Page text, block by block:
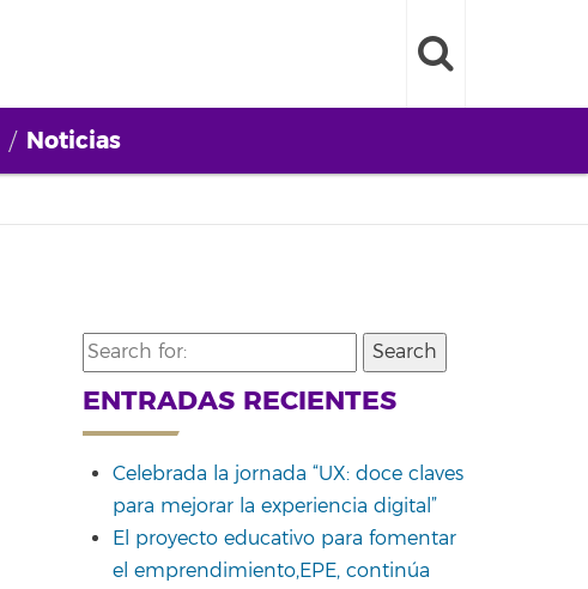
Noticias
Search
for:
ENTRADAS RECIENTES
Celebrada la jornada “UX: doce claves
para mejorar la experiencia digital”
El proyecto educativo para fomentar
el emprendimiento,EPE, continúa